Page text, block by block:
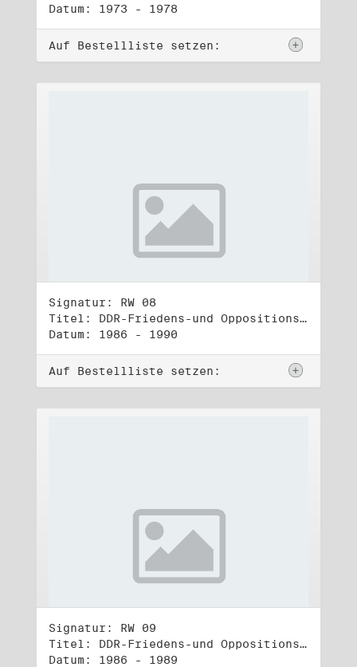
Datum: 1973 - 1978
Auf Bestellliste setzen:
Signatur: RW 08
Titel: DDR-Friedens-und Oppositionsbewegung (1)
Datum: 1986 - 1990
Auf Bestellliste setzen:
Signatur: RW 09
Titel: DDR-Friedens-und Oppositionsbewegung (2)
Datum: 1986 - 1989